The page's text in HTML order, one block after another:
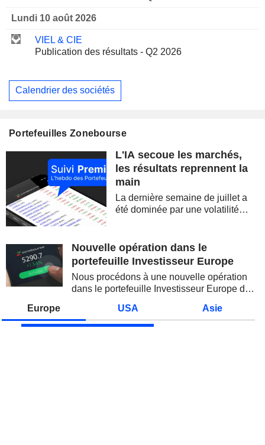
Lundi 10 août 2026
VIEL & CIE
Publication des résultats - Q2 2026
Calendrier des sociétés
Portefeuilles Zonebourse
L'IA secoue les marchés,
les résultats reprennent la
main
La dernière semaine de juillet a
été dominée par une volatilité
semi-conducteurs. Les
inquiétudes sur la soutenabilité
Nouvelle opération dans le
portefeuille Investisseur Europe
Nous procédons à une nouvelle opération
dans le portefeuille Investisseur Europe de
Europe USA Asie